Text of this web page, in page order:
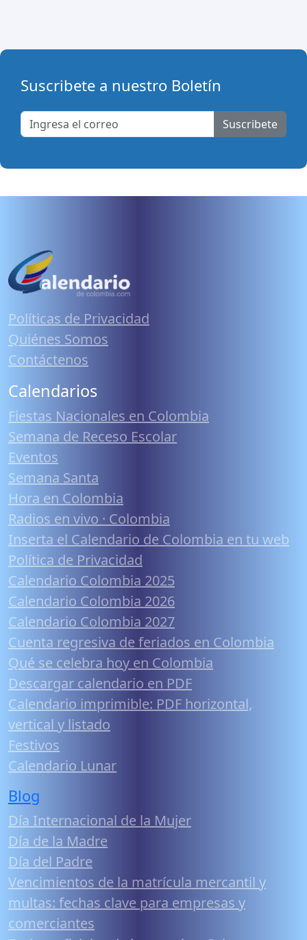
Suscribete a nuestro Boletín
Suscribete
Políticas de Privacidad
Quiénes Somos
Contáctenos
Calendarios
Fiestas Nacionales en Colombia
Semana de Receso Escolar
Eventos
Semana Santa
Hora en Colombia
Radios en vivo · Colombia
Inserta el Calendario de Colombia en tu web
Política de Privacidad
Calendario Colombia 2025
Calendario Colombia 2026
Calendario Colombia 2027
Cuenta regresiva de feriados en Colombia
Qué se celebra hoy en Colombia
Descargar calendario en PDF
Calendario imprimible: PDF horizontal,
vertical y listado
Festivos
Calendario Lunar
Blog
Día Internacional de la Mujer
Día de la Madre
Día del Padre
Vencimientos de la matrícula mercantil y
multas: fechas clave para empresas y
comerciantes